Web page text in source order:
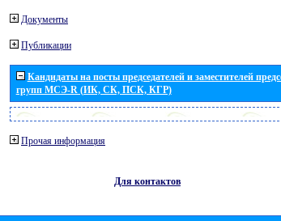
Документы
Публикации
Кандидаты на посты председателей и заместителей
групп МСЭ-R (ИК, СК, ПСК, КГР)
Прочая информация
Для контактов